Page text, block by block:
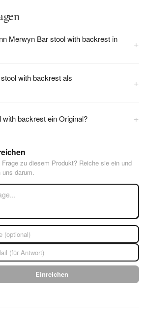
Merwyn Bar stool with backrest in
+
with backrest als
+
backrest ein Original? +
zu diesem Produkt? Reiche sie ein und
uns darum.
Einreichen